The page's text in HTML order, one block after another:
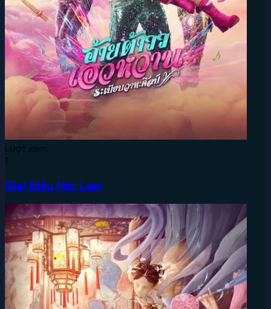
Lượt xem:
1
Giai Điệu Mor Lam